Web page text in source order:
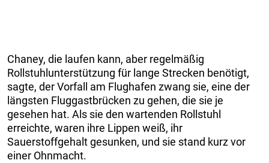
Chaney, die laufen kann, aber regelmäßig
Rollstuhlunterstützung für lange Strecken benötigt,
sagte, der Vorfall am Flughafen zwang sie, eine der
längsten Fluggastbrücken zu gehen, die sie je
gesehen hat. Als sie den wartenden Rollstuhl
erreichte, waren ihre Lippen weiß, ihr
Sauerstoffgehalt gesunken, und sie stand kurz vor
einer Ohnmacht.